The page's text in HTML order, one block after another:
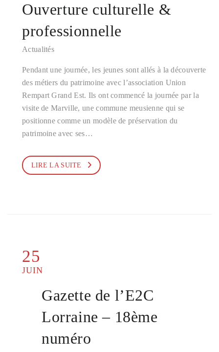
Ouverture culturelle &
professionnelle
Actualités
Pendant une journée, les jeunes sont allés à la découverte
des métiers du patrimoine avec l’association Union
Rempart Grand Est. Ils ont commencé la journée par la
visite de Marville, une commune meusienne qui se
positionne comme un modèle de préservation du
patrimoine avec ses…
LIRE LA SUITE
25
JUIN
Gazette de l’E2C
Lorraine – 18ème
numéro